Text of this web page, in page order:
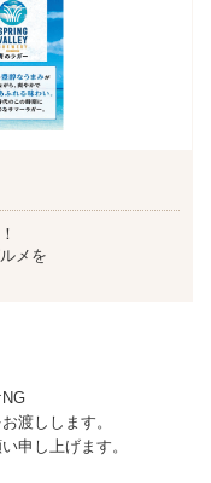
メを
渡しします。
申し上げます。